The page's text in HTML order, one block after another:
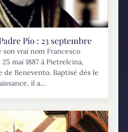
Pio : 23 septembre
son vrai nom Francesco
mai 1887 à Pietrelcina,
de Benevento. Baptisé dès le
il a...